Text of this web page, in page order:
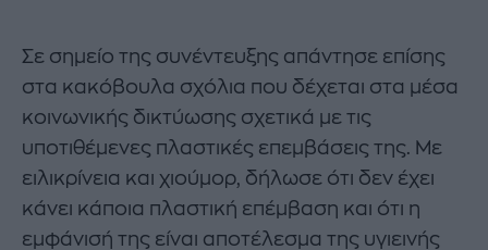
Σε σημείο της συνέντευξης απάντησε επίσης
στα κακόβουλα σχόλια που δέχεται στα μέσα
κοινωνικής δικτύωσης σχετικά με τις
υποτιθέμενες πλαστικές επεμβάσεις της. Με
ειλικρίνεια και χιούμορ, δήλωσε ότι δεν έχει
κάνει κάποια πλαστική επέμβαση και ότι η
εμφάνισή της είναι αποτέλεσμα της υγιεινής